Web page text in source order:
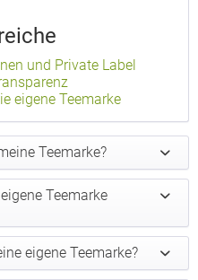
und Private Label
eigene Teemarke
Teemarke?
Teemarke
eigene Teemarke?